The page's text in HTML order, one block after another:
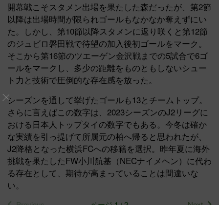
開幕戦こそスタメン出場を果たした森だったが、第2節
以降は出場時間が限られゴールもなかなか奪えずにい
た。しかし、第10節以降スタメンに返り咲くと第12節
のジュビロ磐田戦で待望の加入後初ゴールをマーク。
そこから第16節のツエーゲン金沢戦までの5試合で6ゴ
ールをマークし、多少の距離をものともしないシュー
ト力と技術で圧倒的な存在感を放った。
シーズンを通して挙げたゴールも13とチームトップ。
さらに言えばこの数字は、2023シーズンのJ2リーグに
おける日本人トップタイの数字でもある。今冬は確か
な実績を引っ提げて所属元の柏へ帰ると思われたが、
J2降格となった横浜FCへの移籍を選択。昨年夏に海外
挑戦を果たしたFW小川航基（NECナイメヘン）に代わ
る存在として、期待が高まっていることは間違いな
い。